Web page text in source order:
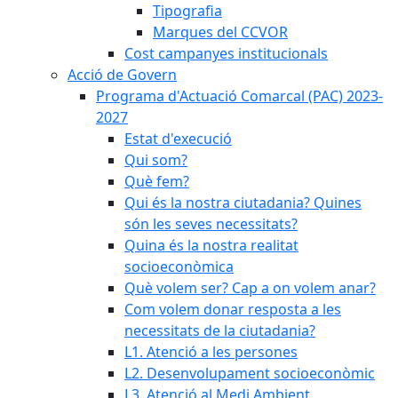
Tipografia
Marques del CCVOR
Cost campanyes institucionals
Acció de Govern
Programa d'Actuació Comarcal (PAC) 2023-
2027
Estat d'execució
Qui som?
Què fem?
Qui és la nostra ciutadania? Quines
són les seves necessitats?
Quina és la nostra realitat
socioeconòmica
Què volem ser? Cap a on volem anar?
Com volem donar resposta a les
necessitats de la ciutadania?
L1. Atenció a les persones
L2. Desenvolupament socioeconòmic